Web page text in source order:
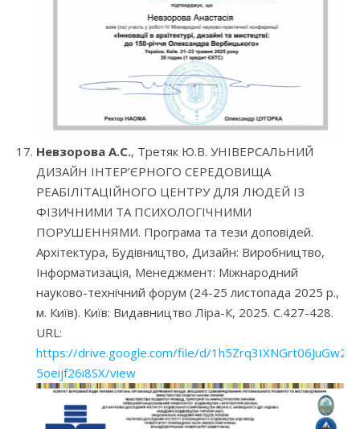
Невзорова А.С., Третяк Ю.В. УНІВЕРСАЛЬНИЙ
ДИЗАЙН ІНТЕР’ЄРНОГО СЕРЕДОВИЩА
РЕАБІЛІТАЦІЙНОГО ЦЕНТРУ ДЛЯ ЛЮДЕЙ ІЗ
ФІЗИЧНИМИ ТА ПСИХОЛОГІЧНИМИ
ПОРУШЕННЯМИ. Програма та тези доповідей.
Архітектура, Будівництво, Дизайн: Виробництво,
Інформатизація, Менеджмент: Міжнародний
науково-технічний форум (24-25 листопада 2025 р.,
м. Київ). Київ: Видавництво Ліра-К, 2025. С.427-428.
URL:
https://drive.google.com/file/d/1h5Zrq3IXNGrt06JuGw2-
5oeijf26i8SX/view